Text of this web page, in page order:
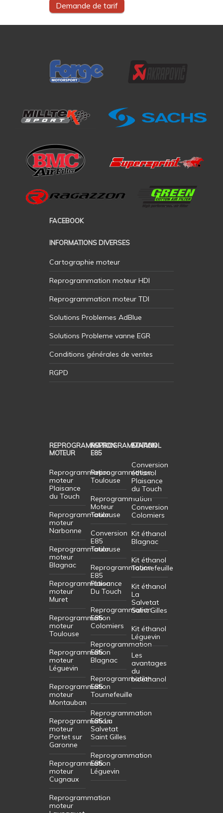
Demande de tarif
FACEBOOK
INFORMATIONS DIVERSES
Cartographie moteur
Reprogrammation moteur HDI
Reprogrammation moteur TDI
Solutions Problemes AdBlue
Solutions Probleme vanne EGR
Conditions générales de ventes
RGPD
REPROGRAMMATION
MOTEUR
Reprogrammation
moteur
Plaisance
du Touch
Reprogrammation
moteur
Narbonne
Reprogrammation
moteur
Blagnac
Reprogrammation
moteur
Muret
Reprogrammation
moteur
Toulouse
Reprogrammation
moteur
Léguevin
Reprogrammation
moteur
Montauban
Reprogrammation
moteur
Portet sur
Garonne
Reprogrammation
moteur
Cugnaux
Reprogrammation
moteur
REPROGRAMMATION
E85
Reprogrammation
Toulouse
Reprogrammation
Moteur
Toulouse
Conversion
E85
Toulouse
Reprogrammation
E85
Plaisance
Du Touch
Reprogrammation
E85
Colomiers
Reprogrammation
E85
Blagnac
Reprogrammation
E85
Tournefeuille
Reprogrammation
E85 La
Salvetat
Saint Gilles
Reprogrammation
E85
Léguevin
ETHANOL
Conversion
éthanol
Plaisance
du Touch
Conversion
Colomiers
Kit éthanol
Blagnac
Kit éthanol
Tournefeuille
Kit éthanol
La
Salvetat
Saint Gilles
Kit éthanol
Léguevin
Les
avantages
du
bioéthanol